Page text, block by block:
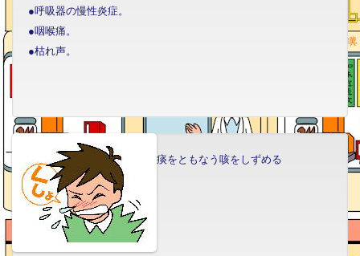
●呼吸器の慢性炎症。
●咽喉痛。
●枯れ声。
痰をともなう咳をしずめる